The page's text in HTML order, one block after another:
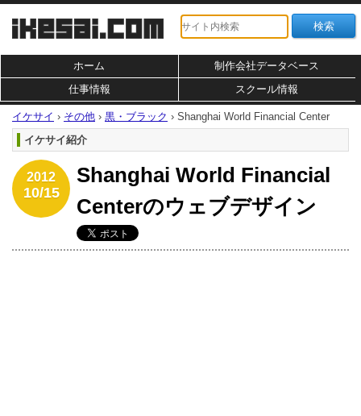
ホーム
制作会社データベース
仕事情報
スクール情報
イケサイ › その他 › 黒・ブラック › Shanghai World Financial Center
イケサイ紹介
2012
10/15
Shanghai World Financial
Centerのウェブデザイン